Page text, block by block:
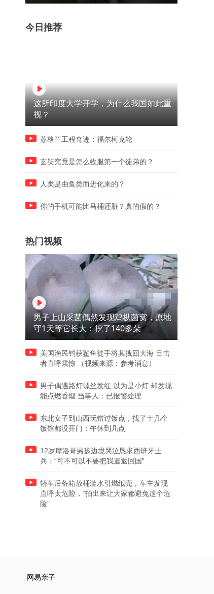
20:43
世界最贵手表！过亿劳力士只
排第九，第一名能买一座岛却
为什么会有人中美人计？
今日推荐
这所印度大学开学，为什么我国如此重
视？
苏格兰工程奇迹：福尔柯克轮
玄奘究竟是怎么收服第一个徒弟的？
人类是由鱼类而进化来的？
你的手机可能比马桶还脏？真的假的？
热门视频
男子上山采菌偶然发现鸡枞菌窝，原地
守1天等它长大：挖了140多朵
美国渔民钓获鲨鱼徒手将其拽回大海 目击
者直呼震惊 （视频来源：参考消息）
男子偶遇路灯螺丝发红 以为是小灯 却发现
能点燃香烟 当事人：已报警处理
东北女子到山西玩错过饭点，找了十几个
饭馆都没开门：午休到几点
12岁摩洛哥男孩边境哭泣恳求西班牙士
兵：“可不可以不要把我遣返回国”
轿车后备箱放桶装水引燃纸壳，车主发现
直呼太危险，“拍出来让大家都避免这个危
险”
网易亲子